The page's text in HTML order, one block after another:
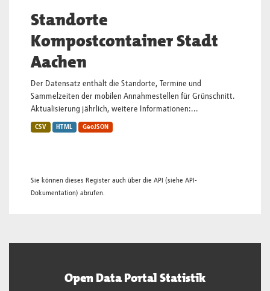
Standorte
Kompostcontainer Stadt
Aachen
Der Datensatz enthält die Standorte, Termine und
Sammelzeiten der mobilen Annahmestellen für Grünschnitt.
Aktualisierung jährlich, weitere Informationen:...
CSV HTML GeoJSON
Sie können dieses Register auch über die API (siehe API-
Dokumentation) abrufen.
Open Data Portal Statistik